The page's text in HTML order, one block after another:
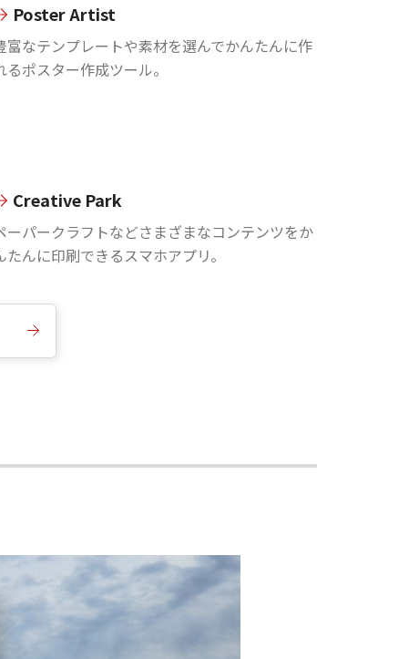
Poster Artist
富なテンプレートや素材を選んでかんたんに作
るポスター作成ツール。
Creative Park
ーパークラフトなどさまざまなコンテンツをか
たんに印刷できるスマホアプリ。